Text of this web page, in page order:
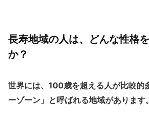
長寿地域の人は、どんな性格
か？
世界には、100歳を超える人が比較的
ーゾーン」と呼ばれる地域があります。